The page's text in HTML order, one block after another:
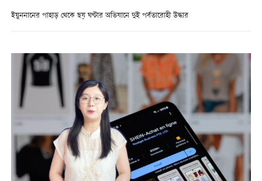
ইয়ুননানের পাহাড় থেকে ছয় ঘণ্টার অভিযানে দুই পর্বতারোহী উদ্ধার